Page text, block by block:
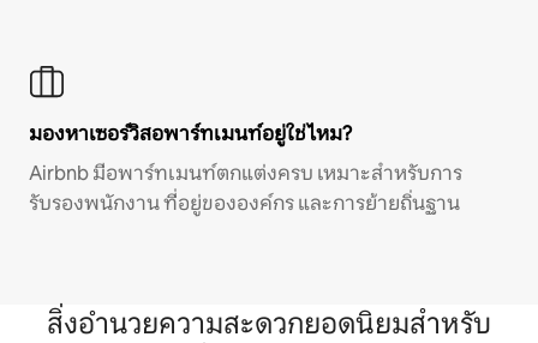
มองหาเซอร์วิสอพาร์ทเมนท์อยู่ใช่ไหม?
Airbnb มีอพาร์ทเมนท์ตกแต่งครบ เหมาะสำหรับการ
รับรองพนักงาน ที่อยู่ขององค์กร และการย้ายถิ่นฐาน
สิ่งอำนวยความสะดวกยอดนิยมสำหรับ